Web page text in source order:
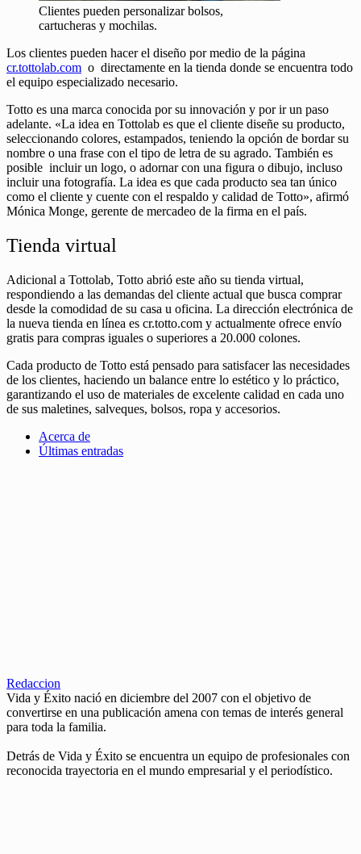
Clientes pueden personalizar bolsos,
cartucheras y mochilas.
Los clientes pueden hacer el diseño por medio de la página
cr.tottolab.com o directamente en la tienda donde se encuentra todo
el equipo especializado necesario.
Totto es una marca conocida por su innovación y por ir un paso
adelante. «La idea en Tottolab es que el cliente diseñe su producto,
seleccionando colores, estampados, teniendo la opción de bordar su
nombre o una frase con el tipo de letra de su agrado. También es
posible incluir un logo, o adornar con una figura o dibujo, incluso
incluir una fotografía. La idea es que cada producto sea tan único
como el cliente y cuente con el respaldo y calidad de Totto», afirmó
Mónica Monge, gerente de mercadeo de la firma en el país.
Tienda virtual
Adicional a Tottolab, Totto abrió este año su tienda virtual,
respondiendo a las demandas del cliente actual que busca comprar
desde la comodidad de su casa u oficina. La dirección electrónica de
la nueva tienda en línea es cr.totto.com y actualmente ofrece envío
gratis para compras iguales o superiores a 20.000 colones.
Cada producto de Totto está pensado para satisfacer las necesidades
de los clientes, haciendo un balance entre lo estético y lo práctico,
garantizando el uso de materiales de excelente calidad en cada uno
de sus maletines, salveques, bolsos, ropa y accesorios.
Acerca de
Últimas entradas
Redaccion
Vida y Éxito nació en diciembre del 2007 con el objetivo de
convertirse en una publicación amena con temas de interés general
para toda la familia.
Detrás de Vida y Éxito se encuentra un equipo de profesionales con
reconocida trayectoria en el mundo empresarial y el periodístico.